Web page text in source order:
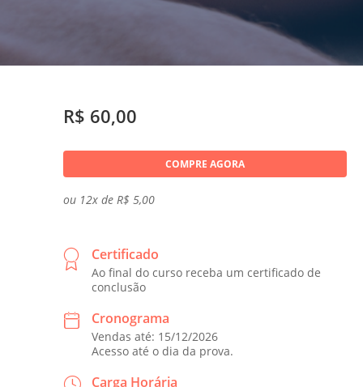
R$ 60,00
COMPRE AGORA
ou 12x de R$ 5,00
Certificado
Ao final do curso receba um certificado de
conclusão
Cronograma
Vendas até: 15/12/2026
Acesso até o dia da prova.
Carga Horária